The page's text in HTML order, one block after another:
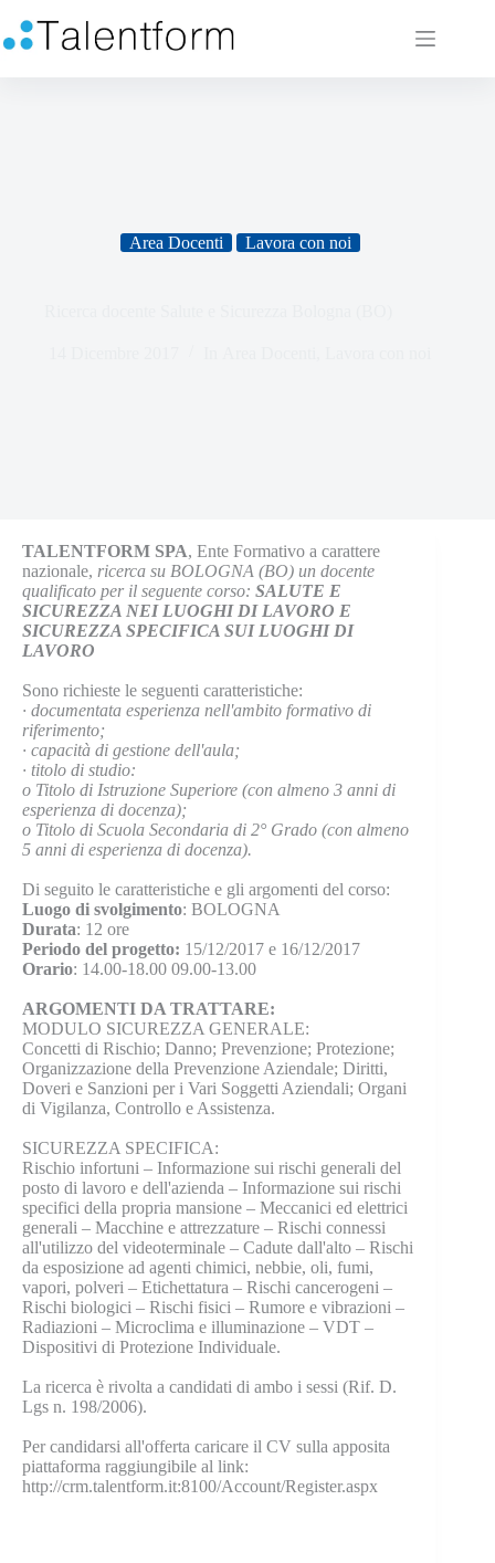
Area Docenti Lavora con noi
TALENTFORM SPA, Ente Formativo a carattere
nazionale, ricerca su BOLOGNA (BO) un docente
qualificato per il seguente corso: SALUTE E
SICUREZZA NEI LUOGHI DI LAVORO E
SICUREZZA SPECIFICA SUI LUOGHI DI
LAVORO
Sono richieste le seguenti caratteristiche:
· documentata esperienza nell'ambito formativo di
riferimento;
· capacità di gestione dell'aula;
· titolo di studio:
o Titolo di Istruzione Superiore (con almeno 3 anni di
esperienza di docenza);
o Titolo di Scuola Secondaria di 2° Grado (con almeno
5 anni di esperienza di docenza).
Di seguito le caratteristiche e gli argomenti del corso:
Luogo di svolgimento: BOLOGNA
Durata: 12 ore
Periodo del progetto: 15/12/2017 e 16/12/2017
Orario: 14.00-18.00 09.00-13.00
ARGOMENTI DA TRATTARE:
MODULO SICUREZZA GENERALE:
Concetti di Rischio; Danno; Prevenzione; Protezione;
Organizzazione della Prevenzione Aziendale; Diritti,
Doveri e Sanzioni per i Vari Soggetti Aziendali; Organi
di Vigilanza, Controllo e Assistenza.
SICUREZZA SPECIFICA:
Rischio infortuni – Informazione sui rischi generali del
posto di lavoro e dell'azienda – Informazione sui rischi
specifici della propria mansione – Meccanici ed elettrici
generali – Macchine e attrezzature – Rischi connessi
all'utilizzo del videoterminale – Cadute dall'alto – Rischi
da esposizione ad agenti chimici, nebbie, oli, fumi,
vapori, polveri – Etichettatura – Rischi cancerogeni –
Rischi biologici – Rischi fisici – Rumore e vibrazioni –
Radiazioni – Microclima e illuminazione – VDT –
Dispositivi di Protezione Individuale.
La ricerca è rivolta a candidati di ambo i sessi (Rif. D.
Lgs n. 198/2006).
Per candidarsi all'offerta caricare il CV sulla apposita
piattaforma raggiungibile al link:
http://crm.talentform.it:8100/Account/Register.aspx